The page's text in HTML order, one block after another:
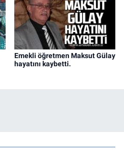
Emekli öğretmen Maksut Gülay
hayatını kaybetti.